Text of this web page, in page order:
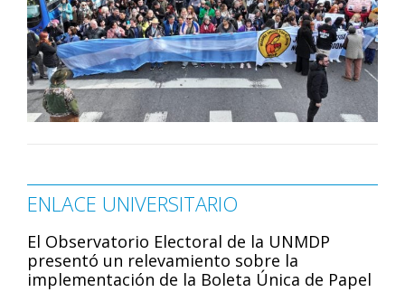
ENLACE UNIVERSITARIO
El Observatorio Electoral de la UNMDP
presentó un relevamiento sobre la
implementación de la Boleta Única de Papel